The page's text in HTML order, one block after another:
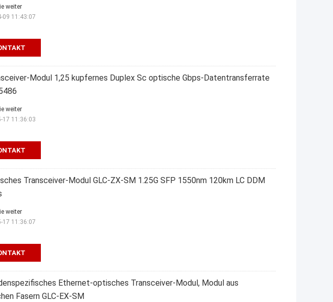
weiter
09 11:43:07
Modul 1,25 kupfernes Duplex Sc optische Gbps-Datentransferrate
weiter
17 11:36:03
Transceiver-Modul GLC-ZX-SM 1.25G SFP 1550nm 120km LC DDM
weiter
17 11:36:07
Ethernet-optisches Transceiver-Modul, Modul aus
Fasern GLC-EX-SM